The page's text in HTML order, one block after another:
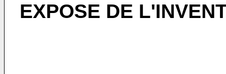
EXPOSE DE